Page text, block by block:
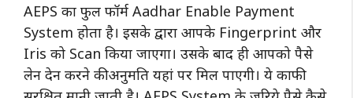
AEPS का फुल फॉर्म Aadhar Enable Payment
System होता है। इसके द्वारा आपके Fingerprint और
Iris को Scan किया जाएगा। उसके बाद ही आपको पैसे
लेन देन करने की अनुमति यहां पर मिल पाएगी। ये काफी